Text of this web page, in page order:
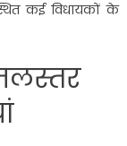
कई विधायकों के